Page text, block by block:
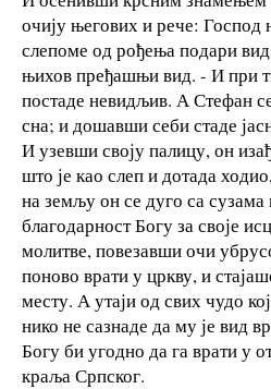
очију његових и рече:
слепоме од рођења подари
њихов пређашњи вид. - И при
постаде невидљив. А Стефан
сна; и дошавши себи стаде
И узевши своју палицу, он
што је као слеп и дотада
на земљу он се дуго са
благодарност Богу за своје
молитве, повезавши очи
поново врати у цркву, и
месту. А утаји од свих чудо
нико не сазнаде да му је вид
Богу би угодно да га врати у
краља Српског.